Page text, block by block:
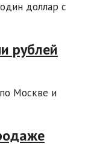
доллар с
рублей
Москве и